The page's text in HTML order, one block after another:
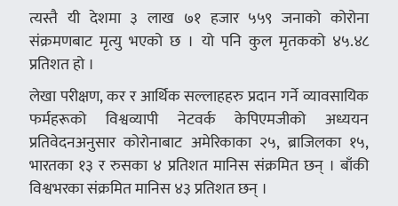
त्यस्तै यी देशमा ३ लाख ७१ हजार ५५९ जनाको कोरोना
संक्रमणबाट मृत्यु भएको छ । यो पनि कुल मृतकको ४५.४८
प्रतिशत हो ।
लेखा परीक्षण, कर र आर्थिक सल्लाहहरु प्रदान गर्ने व्यावसायिक
फर्महरूको विश्वव्यापी नेटवर्क केपिएमजीको अध्ययन
प्रतिवेदनअनुसार कोरोनाबाट अमेरिकाका २५, ब्राजिलका १५,
भारतका १३ र रुसका ४ प्रतिशत मानिस संक्रमित छन् । बाँकी
विश्वभरका संक्रमित मानिस ४३ प्रतिशत छन् ।